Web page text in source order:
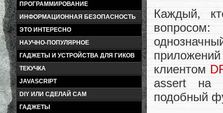
ПРОГРАММИРОВАНИЕ
ИНФОРМАЦИОННАЯ БЕЗОПАСНОСТЬ
ЭТО ИНТЕРЕСНО
НАУЧНО-ПОПУЛЯРНОЕ
ГАДЖЕТЫ И УСТРОЙСТВА ДЛЯ ГИКОВ
ТЕКУЧКА
JAVASCRIPT
DIY ИЛИ СДЕЛАЙ САМ
ГАДЖЕТЫ
Каждый,
клиентом
assert на
подобный